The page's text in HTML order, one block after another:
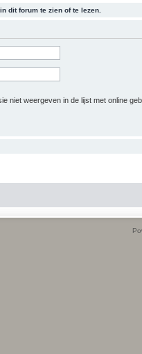
dit forum te zien of te lezen.
niet weergeven in de lijst met online